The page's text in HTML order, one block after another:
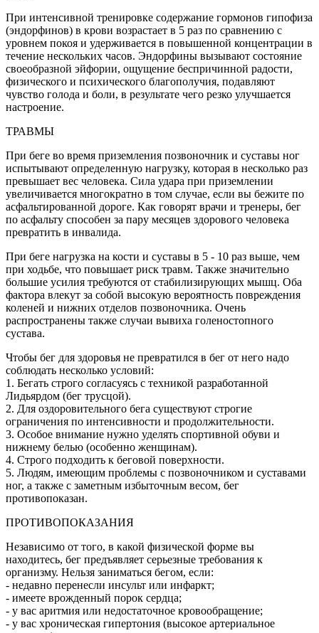
При интенсивной тренировке содержание гормонов гипофиза
(эндорфинов) в крови возрастает в 5 раз по сравнению с
уровнем покоя и удерживается в повышенной концентрации в
течение нескольких часов. Эндорфины вызывают состояние
своеобразной эйфории, ощущение беспричинной радости,
физического и психического благополучия, подавляют
чувство голода и боли, в результате чего резко улучшается
настроение.
ТРАВМЫ
При беге во время приземления позвоночник и суставы ног
испытывают определенную нагрузку, которая в несколько раз
превышает вес человека. Сила удара при приземлении
увеличивается многократно в том случае, если вы бежите по
асфальтированной дороге. Как говорят врачи и тренеры, бег
по асфальту способен за пару месяцев здорового человека
превратить в инвалида.
При беге нагрузка на кости и суставы в 5 - 10 раз выше, чем
при ходьбе, что повышает риск травм. Также значительно
большие усилия требуются от стабилизирующих мышц. Оба
фактора влекут за собой высокую вероятность повреждения
коленей и нижних отделов позвоночника. Очень
распространены также случаи вывиха голеностопного
сустава.
Чтобы бег для здоровья не превратился в бег от него надо
соблюдать несколько условий:
1. Бегать строго согласуясь с техникой разработанной
Лидьярдом (бег трусцой).
2. Для оздоровительного бега существуют строгие
ограничения по интенсивности и продолжительности.
3. Особое внимание нужно уделять спортивной обуви и
нижнему белью (особенно женщинам).
4. Строго подходить к беговой поверхности.
5. Людям, имеющим проблемы с позвоночником и суставами
ног, а также с заметным избыточным весом, бег
противопоказан.
ПРОТИВОПОКАЗАНИЯ
Независимо от того, в какой физической форме вы
находитесь, бег предъявляет серьезные требования к
организму. Нельзя заниматься бегом, если:
- недавно перенесли инсульт или инфаркт;
- имеете врожденный порок сердца;
- у вас аритмия или недостаточное кровообращение;
- у вас хроническая гипертония (высокое артериальное